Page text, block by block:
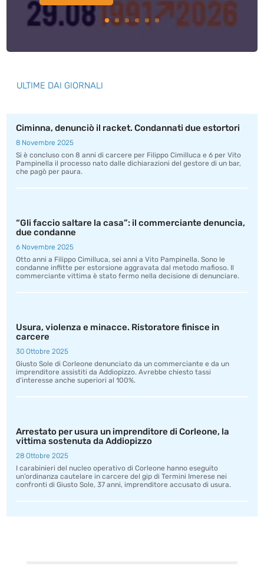
ULTIME DAI GIORNALI
Ciminna, denunciò il racket. Condannati due estortori
8 Novembre 2025
Si è concluso con 8 anni di carcere per Filippo Cimilluca e 6 per Vito
Pampinella il processo nato dalle dichiarazioni del gestore di un bar,
che pagò per paura.
“Gli faccio saltare la casa”: il commerciante denuncia,
due condanne
6 Novembre 2025
Otto anni a Filippo Cimilluca, sei anni a Vito Pampinella. Sono le
condanne inflitte per estorsione aggravata dal metodo mafioso. Il
commerciante vittima è stato fermo nella decisione di denunciare.
Usura, violenza e minacce. Ristoratore finisce in
carcere
30 Ottobre 2025
Giusto Sole di Corleone denunciato da un commerciante e da un
imprenditore assistiti da Addiopizzo. Avrebbe chiesto tassi
d’interesse anche superiori al 100%.
Arrestato per usura un imprenditore di Corleone, la
vittima sostenuta da Addiopizzo
28 Ottobre 2025
I carabinieri del nucleo operativo di Corleone hanno eseguito
un’ordinanza cautelare in carcere del gip di Termini Imerese nei
confronti di Giusto Sole, 37 anni, imprenditore accusato di usura.